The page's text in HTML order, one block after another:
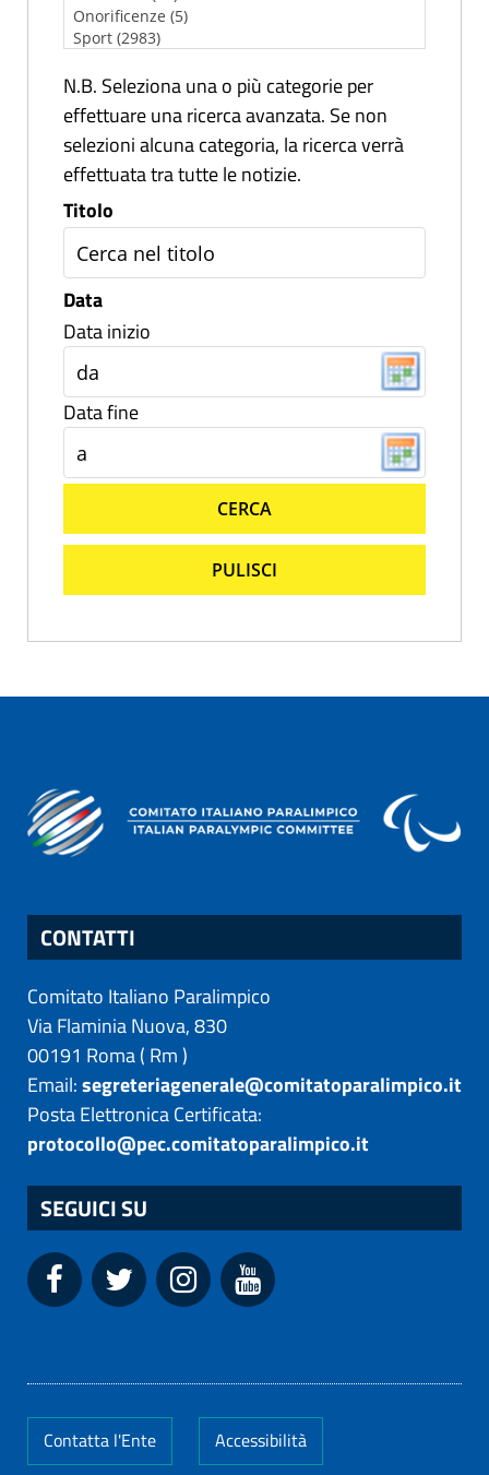
N.B. Seleziona una o più categorie per
effettuare una ricerca avanzata. Se non
selezioni alcuna categoria, la ricerca verrà
effettuata tra tutte le notizie.
Titolo
Data
Data inizio
Data fine
CERCA
PULISCI
CONTATTI
Comitato Italiano Paralimpico
Via Flaminia Nuova, 830
00191 Roma( Rm)
Email:segreteriagenerale@comitatoparalimpico.it
Posta Elettronica Certificata:
protocollo@pec.comitatoparalimpico.it
SEGUICI SU
Contatta l'Ente Accessibilità